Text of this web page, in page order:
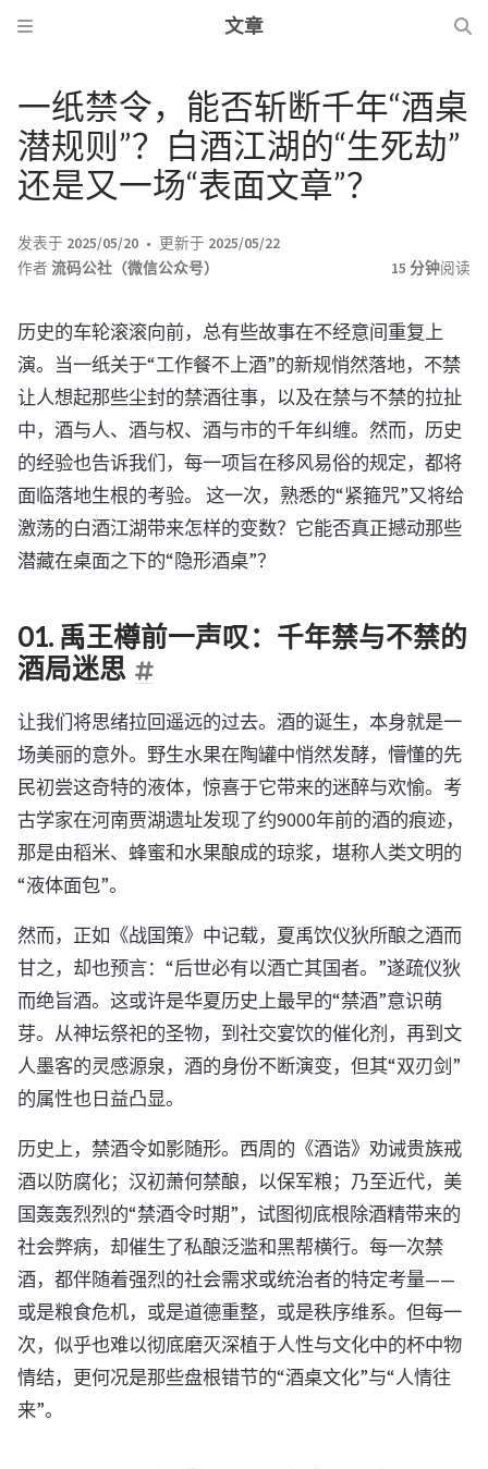
文章
一纸禁令，能否斩断千年“酒桌
潜规则”？白酒江湖的“生死劫”
还是又一场“表面文章”？
发表于 2025/05/20 更新于 2025/05/22
作者 流码公社（微信公众号） 15 分钟阅读
历史的车轮滚滚向前，总有些故事在不经意间重复上
演。当一纸关于“工作餐不上酒”的新规悄然落地，不禁
让人想起那些尘封的禁酒往事，以及在禁与不禁的拉扯
中，酒与人、酒与权、酒与市的千年纠缠。然而，历史
的经验也告诉我们，每一项旨在移风易俗的规定，都将
面临落地生根的考验。 这一次，熟悉的“紧箍咒”又将给
激荡的白酒江湖带来怎样的变数？它能否真正撼动那些
潜藏在桌面之下的“隐形酒桌”？
01. 禹王樽前一声叹：千年禁与不禁的
酒局迷思
让我们将思绪拉回遥远的过去。酒的诞生，本身就是一
场美丽的意外。野生水果在陶罐中悄然发酵，懵懂的先
民初尝这奇特的液体，惊喜于它带来的迷醉与欢愉。考
古学家在河南贾湖遗址发现了约9000年前的酒的痕迹，
那是由稻米、蜂蜜和水果酿成的琼浆，堪称人类文明的
“液体面包”。
然而，正如《战国策》中记载，夏禹饮仪狄所酿之酒而
甘之，却也预言：“后世必有以酒亡其国者。”遂疏仪狄
而绝旨酒。这或许是华夏历史上最早的“禁酒”意识萌
芽。从神坛祭祀的圣物，到社交宴饮的催化剂，再到文
人墨客的灵感源泉，酒的身份不断演变，但其“双刃剑”
的属性也日益凸显。
历史上，禁酒令如影随形。西周的《酒诰》劝诫贵族戒
酒以防腐化；汉初萧何禁酿，以保军粮；乃至近代，美
国轰轰烈烈的“禁酒令时期”，试图彻底根除酒精带来的
社会弊病，却催生了私酿泛滥和黑帮横行。每一次禁
酒，都伴随着强烈的社会需求或统治者的特定考量——
或是粮食危机，或是道德重整，或是秩序维系。但每一
次，似乎也难以彻底磨灭深植于人性与文化中的杯中物
情结，更何况是那些盘根错节的“酒桌文化”与“人情往
来”。